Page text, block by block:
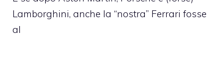
Lamborghini, anche la “nostra” Ferrari fosse
al